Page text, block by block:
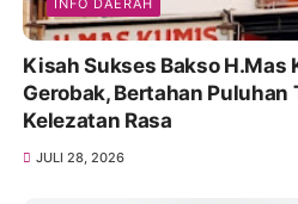
INFO DAERAH
Kisah Sukses Bakso H.Mas
Gerobak, Bertahan Puluhan
Kelezatan Rasa
JULI 28, 2026